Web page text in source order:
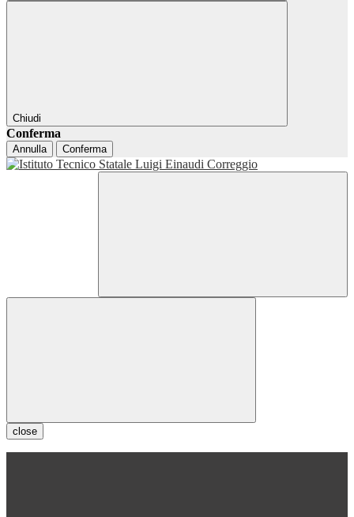
Chiudi
Conferma
Annulla Conferma
close